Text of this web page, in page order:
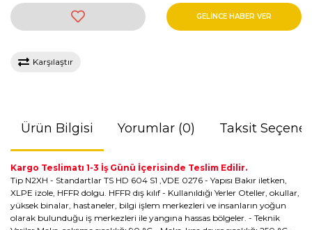
GELİNCE HABER VER
Karşılaştır
Ürün Bilgisi Yorumlar (0) Taksit
Kargo Teslimatı 1-3 İş Günü İçerisinde Teslim Edilir.
Tip N2XH - Standartlar TS HD 604 S1 ,VDE 0276 - Yapısı Bakır iletken,
XLPE izole, HFFR dolgu. HFFR dış kılıf - Kullanıldığı Yerler Oteller, okullar,
yüksek binalar, hastaneler, bilgi işlem merkezleri ve insanların yoğun
olarak bulunduğu iş merkezleri ile yangına hassas bölgeler. - Teknik